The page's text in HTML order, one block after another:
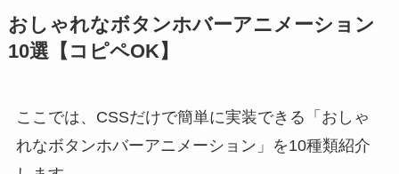
おしゃれなボタンホバーアニメーション
10選【コピペOK】
ここでは、CSSだけで簡単に実装できる「おしゃ
れなボタンホバーアニメーション」を10種類紹介